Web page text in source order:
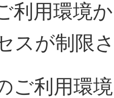
利用環境
スが制限
ご利用環